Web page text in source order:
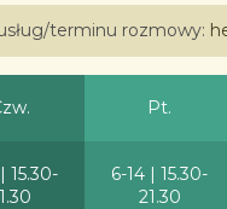
terminu rozmowy:
Pt.
15.30-
6-14 | 15.30-
21.30